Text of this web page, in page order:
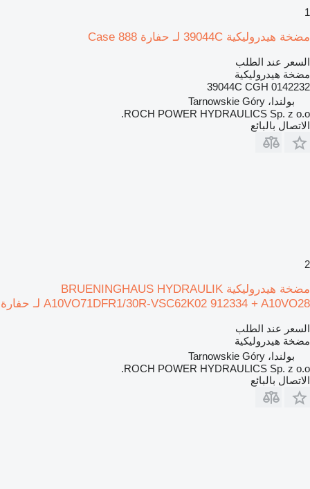
1
مضخة هيدروليكية 39044C لـ حفارة Case 888
السعر عند الطلب
مضخة هيدروليكية
39044C CGH 0142232
بولندا، Tarnowskie Góry
ROCH POWER HYDRAULICS Sp. z o.o.
الاتصال بالبائع
2
مضخة هيدروليكية BRUENINGHAUS HYDRAULIK
A10VO71DFR1/30R-VSC62K02 912334 + A10VO28 لـ حفارة
السعر عند الطلب
مضخة هيدروليكية
بولندا، Tarnowskie Góry
ROCH POWER HYDRAULICS Sp. z o.o.
الاتصال بالبائع